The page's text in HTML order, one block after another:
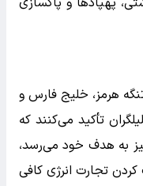
نزدیکی تنگه هرمز، خلیج فارس و
تأکید می‌کنند که
به هدف خود می‌رسد،
تجارت انرژی کافی